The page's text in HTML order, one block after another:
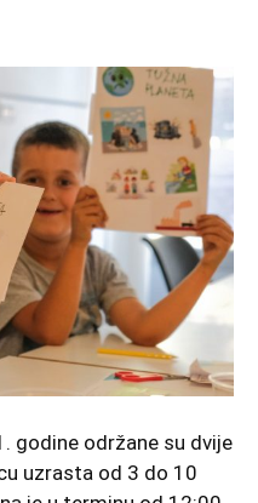
godine održane su dvije
uzrasta od 3 do 10